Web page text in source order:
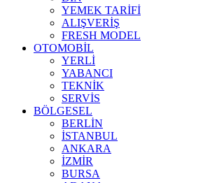
YEMEK TARİFİ
ALIŞVERİŞ
FRESH MODEL
OTOMOBİL
YERLİ
YABANCI
TEKNİK
SERVİS
BÖLGESEL
BERLİN
İSTANBUL
ANKARA
İZMİR
BURSA